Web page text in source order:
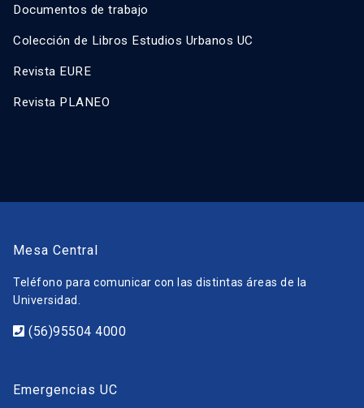
Documentos de trabajo
Colección de Libros Estudios Urbanos UC
Revista EURE
Revista PLANEO
Mesa Central
Teléfono para comunicar con las distintas áreas de la
Universidad.
(56)95504 4000
Emergencias UC